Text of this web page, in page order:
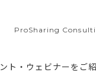
ProSharing
ト・ウェビナーをご紹